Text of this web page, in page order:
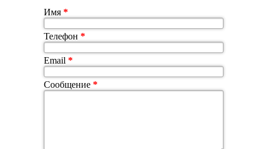
Имя *
Телефон *
Email *
Сообщение *